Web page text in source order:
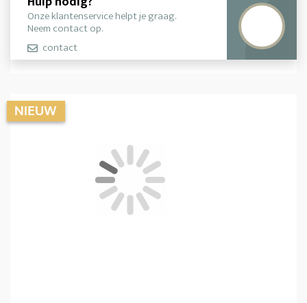
Onze klantenservice helpt je graag.
Neem contact op.
contact